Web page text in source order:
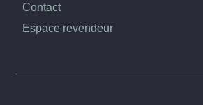
Contact
Espace revendeur